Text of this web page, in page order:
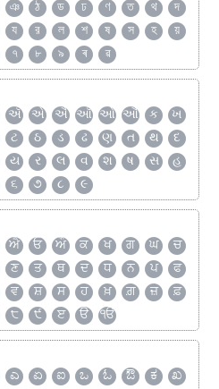
ঞ ঠ ড ঢ ণ ত থ
দ
য র ল শ ষ স হ
য়
৭ ৮ ৯ ৰ ৱ
ઍ એ ઐ ઑ ઓ ઔ ક
ખ
ટ ઠ ડ ઢ ણ ત થ
દ
ય ર લ વ શ ષ સ
હ
૬ ૭ ૮ ૯
ਐ ਓ ਔ ਕ ਖ ਗ ਘ
ਚ
ਣ ਤ ਥ ਦ ਧ ਨ ਪ
ਫ
ਵ ਸ਼ ਸ ਹ ਖ਼ ਗ਼ ਜ਼
ਫ਼
੮ ੯ ੲ ੳ ੴ
ಎ ಏ ಐ ಒ ಓ ಔ ಕ
ಖ